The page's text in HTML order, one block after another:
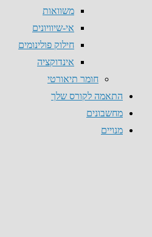
משוואות
אי-שיוויונים
חילוק פולינומים
אינדוקציה
חומר תיאורטי
התאמה לקורס שלך
מחשבונים
מנויים